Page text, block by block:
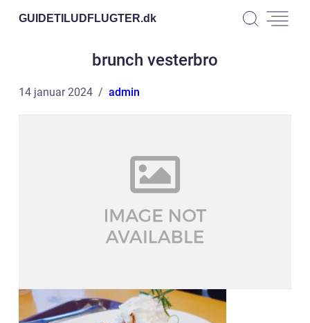
GUIDETILUDFLUGTER.dk
brunch vesterbro
14 januar 2024 admin